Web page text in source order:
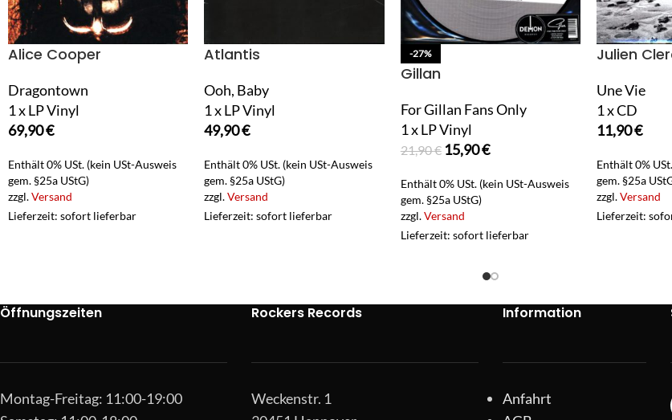
Alice Cooper
Dragontown
1 x LP Vinyl
69,90€
Enthält 0% USt. (kein USt-Ausweis
gem. §25a UStG)
zzgl.Versand
Lieferzeit: sofort lieferbar
Atlantis
Ooh, Baby
1 x LP Vinyl
49,90€
Enthält 0% USt. (kein USt-Ausweis
gem. §25a UStG)
zzgl.Versand
Lieferzeit: sofort lieferbar
-27%
Gillan
For Gillan Fans Only
1 x LP Vinyl
21,90€ 15,90€
Enthält 0% USt. (kein USt-Ausweis
gem. §25a UStG)
zzgl.Versand
Lieferzeit: sofort lieferbar
Julien
Une Vie
1 x CD
11,90€
Enthält 0%
gem. §25a
zzgl.Versand
Lieferzeit:
Öffnungszeiten
Montag-Freitag: 11:00-19:00
Rockers Records
Weckenstr. 1
Information
Anfahrt